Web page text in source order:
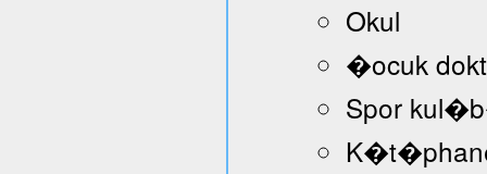
Okul
�ocuk
Spor